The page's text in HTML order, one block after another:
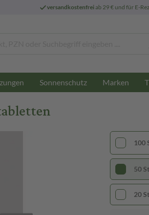
versandkostenfreiab 29 € und für E-
Sonnenschutz Marken
100
50 St
20 St